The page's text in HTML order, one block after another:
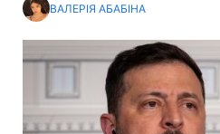
ВАЛЕРІЯ АБАБІНА